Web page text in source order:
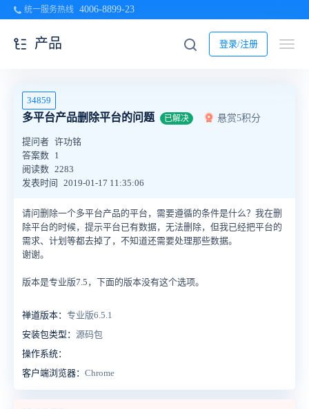
统一服务热线 4006-8899-23
登录/注册
产品
34859
多平台产品删除平台的问题 已解决 悬赏5积分
提问者 许功铭
答案数 1
阅读数 2283
发表时间
2019-01-17 11:35:06
请问删除一个多平台产品的平台，需要遵循的条件是什么？我在删
除平台的时候，提示平台已有数据，无法删除，但我已经把平台的
需求、计划等都去掉了，不知道还需要处理那些数据。
谢谢。
版本是专业版7.5，下面的版本没有这个选项。
禅道版本： 专业版6.5.1
安装包类型： 源码包
操作系统：
客户端浏览器： Chrome